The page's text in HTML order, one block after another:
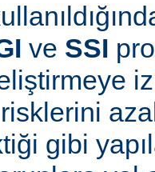
ve SSI
gibi